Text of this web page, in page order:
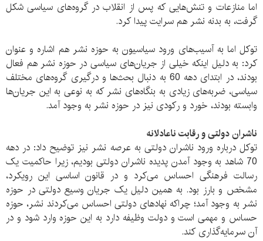
اما منازعات و تنش‌هایی که پس از انقلاب در گروه‌های سیاسی شکل
گرفت، به بدنه نشر هم سرایت پیدا کرد.
توکل اما به آسیب‌های ورود سیاسیون به حوزه نشر هم اشاره و عنوان
کرد: به دلیل اینکه خیلی از جریان‌های سیاسی در حوزه نشر هم فعال
بودند، در ابتدای دهه 60 به دنبال بحث‌ها و درگیری‌ گروه‌های مختلف
سیاسی، ضربه‌های زیادی به بنگاه‌های نشر که به نوعی به این جریان‌ها
وابسته بودند، خورد و رکودی نیز در حوزه نشر به وجود آمد.
ناشران دولتی و رقابت ناعادلانه
توکل درباره ورود ناشران دولتی به عرصه نشر نیز توضیح داد: در دهه
70 شاهد به وجود آمدن پدیده ناشران دولتی بودیم، زیرا حاکمیت یک
رسالت فرهنگی احساس می‌کرد و در قانون اساسی این رویکرد،
مشخص و بارز بود. به همین دلیل یک جریان وسیع دولتی در حوزه
نشر به وجود آمد؛ چراکه نهادهای دولتی احساس می‌کردند نشر، حوزه
حساس و مهمی است و دولت وظیفه دارد به این حوزه وارد شود و در
آن سرمایه‌گذاری کند.